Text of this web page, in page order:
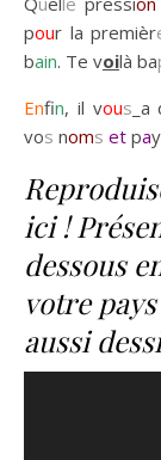
pour la premièr
bain. Te voilà ba
Enfin, il vous
vos noms et pay
ici !
dessous
votre
aussi